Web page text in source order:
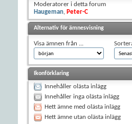
Moderatorer i detta forum
Haugeman, Peter-C
Alternativ för ämnesvisning
Visa ämnen från ...
Ikonförklaring
Innehåller olästa inlägg
Innehåller inga olästa inlägg
Hett ämne med olästa inlägg
Hett ämne utan olästa inlägg